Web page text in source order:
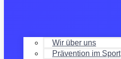
Wir über uns
Prävention im Sport